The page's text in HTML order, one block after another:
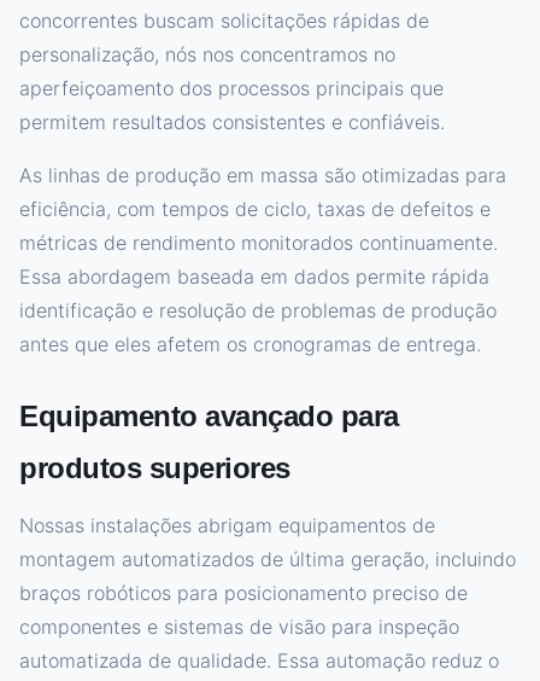
concorrentes buscam solicitações rápidas de
personalização, nós nos concentramos no
aperfeiçoamento dos processos principais que
permitem resultados consistentes e confiáveis.
As linhas de produção em massa são otimizadas para
eficiência, com tempos de ciclo, taxas de defeitos e
métricas de rendimento monitorados continuamente.
Essa abordagem baseada em dados permite rápida
identificação e resolução de problemas de produção
antes que eles afetem os cronogramas de entrega.
Equipamento avançado para
produtos superiores
Nossas instalações abrigam equipamentos de
montagem automatizados de última geração, incluindo
braços robóticos para posicionamento preciso de
componentes e sistemas de visão para inspeção
automatizada de qualidade. Essa automação reduz o